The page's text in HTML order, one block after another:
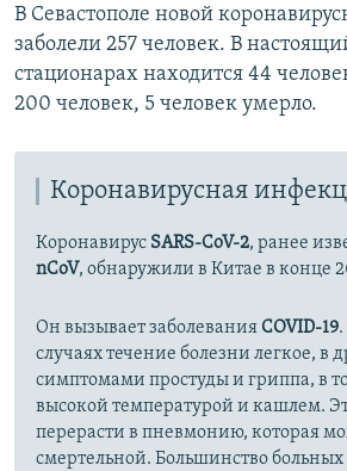
В Севастополе новой
заболели 257 человек. В
стационарах находится 44
200 человек, 5 человек умерло.
Коронавирусная
Коронавирус SARS-CoV-2, ранее
nCoV, обнаружили в Китае в конце
Он вызывает заболеванияCOVID-19
случаях течение болезни легкое, в
симптомами простуды и гриппа, в
высокой температурой и кашлем.
перерасти в пневмонию, которая
смертельной. Большинство больных